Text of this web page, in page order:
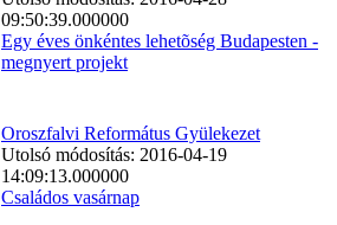
09:50:39.000000
Egy éves önkéntes lehetõség Budapesten -
megnyert projekt
Oroszfalvi Református Gyülekezet
Utolsó módosítás: 2016-04-19
14:09:13.000000
Családos vasárnap